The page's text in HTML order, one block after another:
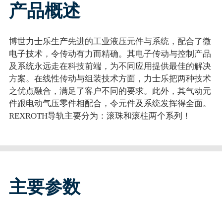
产品概述
博世力士乐生产先进的工业液压元件与系统，配合了微
电子技术，令传动有力而精确。其电子传动与控制产品
及系统永远走在科技前端，为不同应用提供最佳的解决
方案。在线性传动与组装技术方面，力士乐把两种技术
之优点融合，满足了客户不同的要求。此外，其气动元
件跟电动气压零件相配合，令元件及系统发挥得全面。
REXROTH导轨主要分为：滚珠和滚柱两个系列！
主要参数